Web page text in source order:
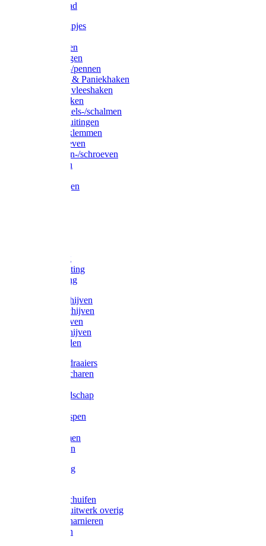
Waslijndraad
Simplexknipjes
Sleutelringen
Gelaste ringen
Borgveren-/pennen
Musketons & Paniekhaken
S-haken & vleeshaken
Karabijnhaken
Noodschakels-/schalmen
Harp-/D-sluitingen
Staaldraadklemmen
Spanschroeven
Ringmoeren-/schroeven
Puntkousen
Aanlegringen
Voetketting
Scheepsketting
Victorketting
Afbraamschijven
Doorslijpschijven
Lamelschijven
Diamantschijven
Laselektroden
Schroevendraaiers
Tangen / Scharen
Meetgereedschap
Vijlen / Raspen
Lijmklemmen
Waterpassen
Bouwbeslag
Grendels/schuifen
Hang en sluitwerk overig
Hengen/scharnieren
Scharnieren